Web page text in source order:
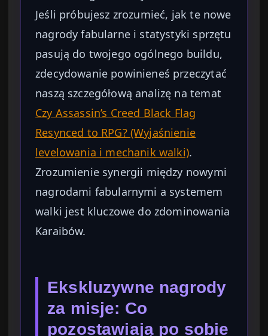
Jeśli próbujesz zrozumieć, jak te nowe
nagrody fabularne i statystyki sprzętu
pasują do twojego ogólnego buildu,
zdecydowanie powinieneś przeczytać
naszą szczegółową analizę na temat
Czy Assassin’s Creed Black Flag
Resynced to RPG? (Wyjaśnienie
levelowania i mechanik walki).
Zrozumienie synergii między nowymi
nagrodami fabularnymi a systemem
walki jest kluczowe do zdominowania
Karaibów.
Ekskluzywne nagrody
za misje: Co
pozostawiają po sobie